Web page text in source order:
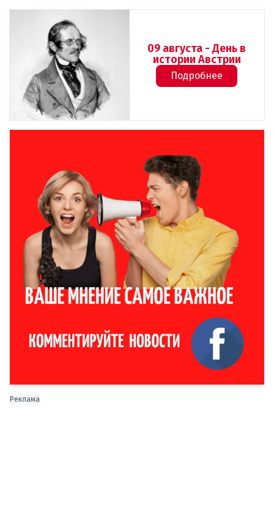
09 августа - День в
истории Австрии
Подробнее
Реклама